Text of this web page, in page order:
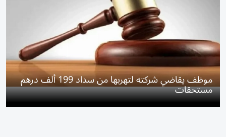
موظف يقاضي شركته لتهربها من سداد 199 ألف درهم
مستحقات